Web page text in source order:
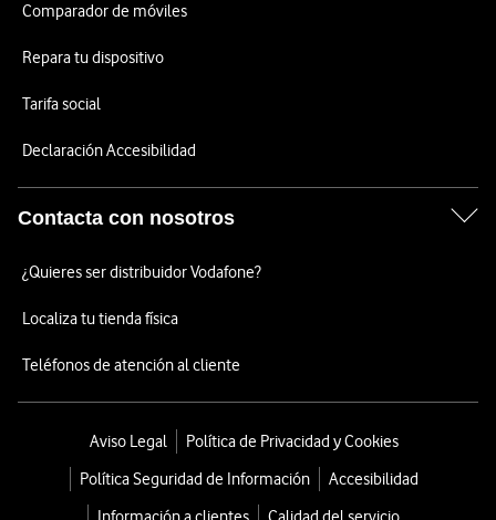
Comparador de móviles
Repara tu dispositivo
Tarifa social
Declaración Accesibilidad
Contacta con nosotros
¿Quieres ser distribuidor Vodafone?
Localiza tu tienda física
Teléfonos de atención al cliente
Aviso Legal
Política de Privacidad y Cookies
Política Seguridad de Información
Accesibilidad